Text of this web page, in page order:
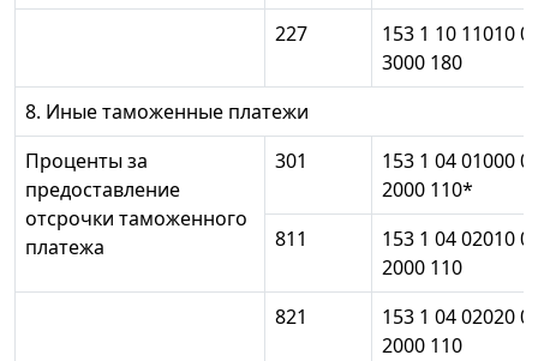
227
153 1 10 11010
3000 180
8. Иные таможенные платежи
Проценты за
предоставление
отсрочки таможенного
платежа
301
153 1 04 01000
2000 110*
811
153 1 04 02010
2000 110
821
153 1 04 02020
2000 110